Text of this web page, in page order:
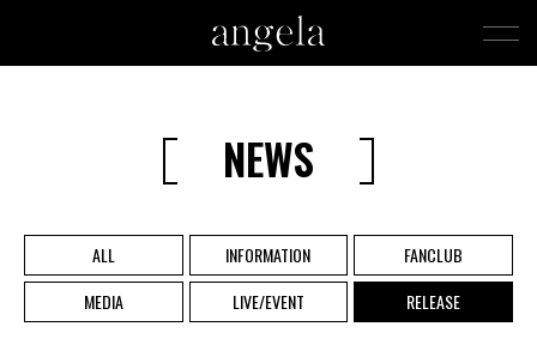
NEWS
ALL INFORMATION
FANCLUB
MEDIA
LIVE/EVENT RELEASE